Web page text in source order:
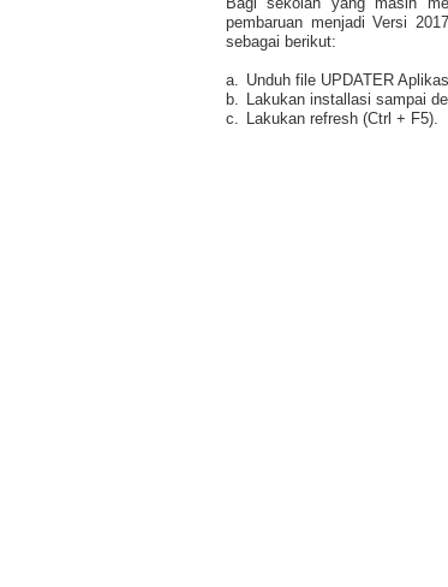
pembaruan menjadi Versi
sebagai berikut:
a. Unduh file UPDATER
b. Lakukan installasi sampai
c. Lakukan refresh (Ctrl + F5).